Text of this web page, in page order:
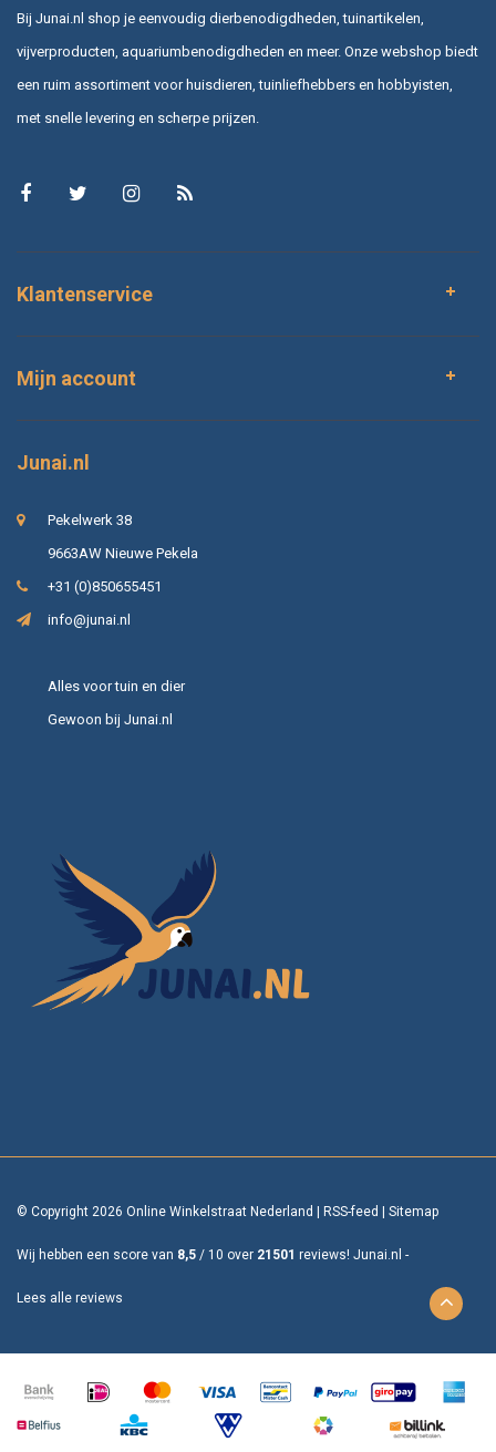
Bij Junai.nl shop je eenvoudig dierbenodigdheden, tuinartikelen,
vijverproducten, aquariumbenodigdheden en meer. Onze webshop biedt
een ruim assortiment voor huisdieren, tuinliefhebbers en hobbyisten,
met snelle levering en scherpe prijzen.
Klantenservice
Mijn account
Junai.nl
Pekelwerk 38
9663AW Nieuwe Pekela
+31 (0)850655451
info@junai.nl
Alles voor tuin en dier
Gewoon bij Junai.nl
© Copyright 2026 Online Winkelstraat Nederland RSS-feed Sitemap
Wij hebben een score van 8,5 / 10 over 21501 reviews! Junai.nl -
Lees alle reviews